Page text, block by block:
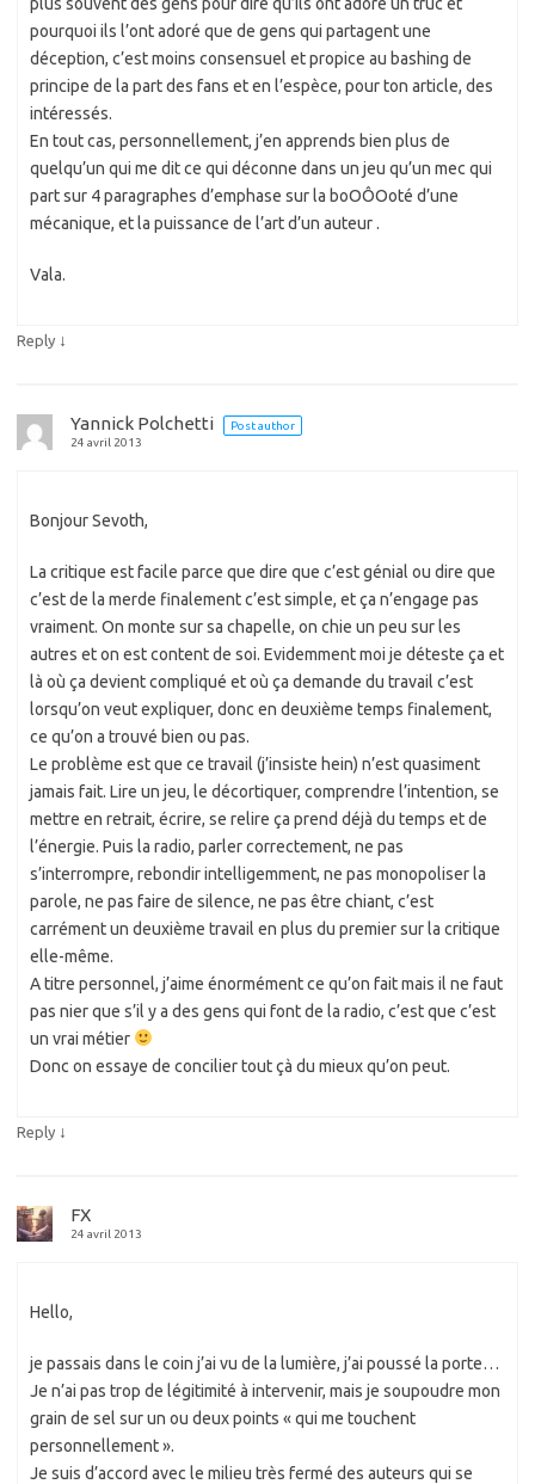
pourquoi ils l’ont adoré que de gens qui partagent une
déception, c’est moins consensuel et propice au bashing de
principe de la part des fans et en l’espèce, pour ton article, des
intéressés.
En tout cas, personnellement, j’en apprends bien plus de
quelqu’un qui me dit ce qui déconne dans un jeu qu’un mec qui
part sur 4 paragraphes d’emphase sur la boOÔOoté d’une
mécanique, et la puissance de l’art d’un auteur .
Vala.
Reply ↓
Yannick Polchetti
Post author
24 avril 2013
Bonjour Sevoth,
La critique est facile parce que dire que c’est génial ou dire que
c’est de la merde finalement c’est simple, et ça n’engage pas
vraiment. On monte sur sa chapelle, on chie un peu sur les
autres et on est content de soi. Evidemment moi je déteste ça et
là où ça devient compliqué et où ça demande du travail c’est
lorsqu’on veut expliquer, donc en deuxième temps finalement,
ce qu’on a trouvé bien ou pas.
Le problème est que ce travail (j’insiste hein) n’est quasiment
jamais fait. Lire un jeu, le décortiquer, comprendre l’intention, se
mettre en retrait, écrire, se relire ça prend déjà du temps et de
l’énergie. Puis la radio, parler correctement, ne pas
s’interrompre, rebondir intelligemment, ne pas monopoliser la
parole, ne pas faire de silence, ne pas être chiant, c’est
carrément un deuxième travail en plus du premier sur la critique
elle-même.
A titre personnel, j’aime énormément ce qu’on fait mais il ne faut
pas nier que s’il y a des gens qui font de la radio, c’est que c’est
un vrai métier
Donc on essaye de concilier tout çà du mieux qu’on peut.
Reply ↓
FX
24 avril 2013
Hello,
je passais dans le coin j’ai vu de la lumière, j’ai poussé la porte…
Je n’ai pas trop de légitimité à intervenir, mais je soupoudre mon
grain de sel sur un ou deux points « qui me touchent
personnellement ».
Je suis d’accord avec le milieu très fermé des auteurs qui se